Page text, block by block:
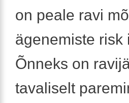
on peale ravi
ägenemiste risk
Õnneks on
tavaliselt